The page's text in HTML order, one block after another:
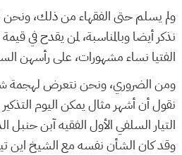
ولم يسلم حتى الفقهاء من ذلك، ونحن
نذكر أيضا وبالمناسبة، لمن يقدح في
الفتيا نساء مشهورات، على رأسهن
ومن الضروري، ونحن نتعرض لهجمة
نقول أن أشهر مثال يمكن اليوم
التيار السلفي الأول الفقيه آبن
وقد كان الشأن نفسه مع الشيخ اين